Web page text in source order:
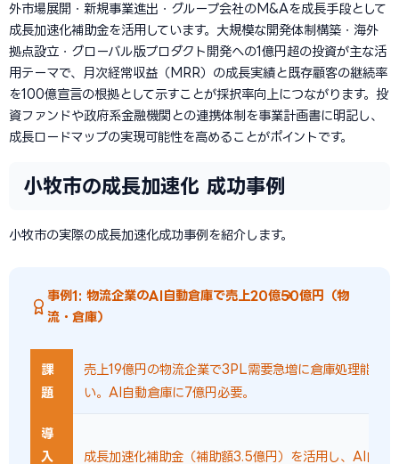
外市場展開・新規事業進出・グループ会社のM&Aを成長手段として
成長加速化補助金を活用しています。大規模な開発体制構築・海外
拠点設立・グローバル版プロダクト開発への1億円超の投資が主な活
用テーマで、月次経常収益（MRR）の成長実績と既存顧客の継続率
を100億宣言の根拠として示すことが採択率向上につながります。投
資ファンドや政府系金融機関との連携体制を事業計画書に明記し、
成長ロードマップの実現可能性を高めることがポイントです。
小牧市の成長加速化 成功事例
小牧市の実際の成長加速化成功事例を紹介します。
事例1: 物流企業のAI自動倉庫で売上20億→50億円（物
流・倉庫）
課
題
売上19億円の物流企業で3PL需要急増に倉庫処理能力
い。AI自動倉庫に7億円必要。
導
入
成長加速化補助金（補助額3.5億円）を活用し、AI自動